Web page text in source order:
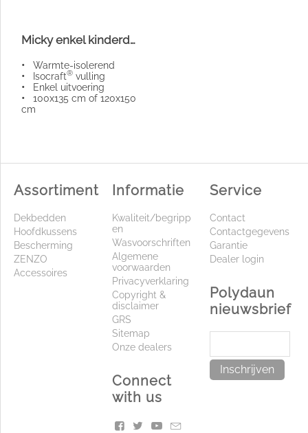
Micky enkel kinderdekbed
• Warmte-isolerend
• Isocraft® vulling
• Enkel uitvoering
• 100x135 cm of 120x150
cm
Assortiment
Dekbedden
Hoofdkussens
Bescherming
ZENZO
Accessoires
Informatie
Kwaliteit/begripp
en
Wasvoorschriften
Algemene
voorwaarden
Privacyverklaring
Copyright &
disclaimer
GRS
Sitemap
Onze dealers
Connect
with us
Service
Contact
Contactgegevens
Garantie
Dealer login
Polydaun
nieuwsbrief
Inschrijven